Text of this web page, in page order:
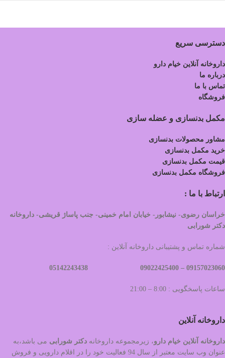
دسترسی سریع
داروخانه آنلاین خیام دارو
درباره ما
تماس با ما
فروشگاه
مکمل بدنسازی و عضله سازی
مشاور محصولات بدنسازی
خرید مکمل بدنسازی
قیمت مکمل بدنسازی
فروشگاه مکمل بدنسازی
ارتباط با ما :
خراسان رضوی- نیشابور- خیابان امام خمینی- جنب پاساژ قریشی- داروخانه
دکتر شورابی
شماره تماس و پشتیبانی داروخانه آنلاین :
09157023060 –
ساعات پاسخگویی : 8:00 – 21:00
داروخانه آنلاین
داروخانه آنلاین خیام دارو، زیرمجموعه داروخانه دکتر شورابی می باشد،به
عنوان وب سایت معتبر از سال 94 فعالیت خود را در اقلام دارویی و فروش